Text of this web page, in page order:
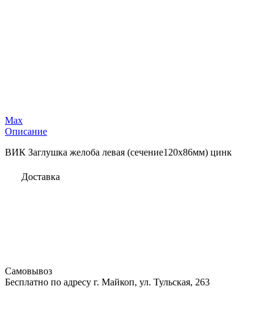
Max
Описание
ВИК Заглушка желоба левая (сечение120х86мм) цинк
Доставка
Самовывоз
Бесплатно по адресу г. Майкоп, ул. Тульская, 263